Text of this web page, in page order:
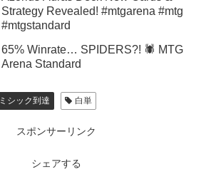
Strategy Revealed! #mtgarena #mtg
#mtgstandard
65% Winrate… SPIDERS?! 🕷️ MTG
Arena Standard
ミシック到達 白単
スポンサーリンク
シェアする